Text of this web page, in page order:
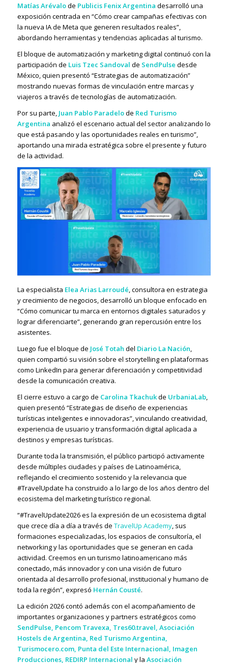
Matías Arévalode Publicis Fenix Argentina desarrolló una
exposición centrada en “Cómo crear campañas efectivas con
la nueva IA de Meta que generen resultados reales”,
abordando herramientas y tendencias aplicadas al turismo.
El bloque de automatización y marketing digital continuó con la
participación de Luis Tzec Sandoval de SendPulse desde
México, quien presentó “Estrategias de automatización”
mostrando nuevas formas de vinculación entre marcas y
viajeros a través de tecnologías de automatización.
Por su parte, Juan Pablo Paradelode Red Turismo
Argentina analizó el escenario actual del sector analizando lo
que está pasando y las oportunidades reales en turismo”,
aportando una mirada estratégica sobre el presente y futuro
de la actividad.
La especialista Elea Arias Larroudé, consultora en estrategia
y crecimiento de negocios, desarrolló un bloque enfocado en
“Cómo comunicar tu marca en entornos digitales saturados y
lograr diferenciarte”, generando gran repercusión entre los
asistentes.
Luego fue el bloque de José Totah del Diario La Nación,
quien compartió su visión sobre el storytelling en plataformas
como LinkedIn para generar diferenciación y competitividad
desde la comunicación creativa.
El cierre estuvo a cargo de Carolina Tkachukde UrbaniaLab,
quien presentó “Estrategias de diseño de experiencias
turísticas inteligentes e innovadoras”, vinculando creatividad,
experiencia de usuario y transformación digital aplicada a
destinos y empresas turísticas.
Durante toda la transmisión, el público participó activamente
desde múltiples ciudades y países de Latinoamérica,
reflejando el crecimiento sostenido y la relevancia que
#TravelUpdate ha construido a lo largo de los años dentro del
ecosistema del marketing turístico regional.
“#TravelUpdate2026 es la expresión de un ecosistema digital
que crece día a día a través de TravelUp Academy, sus
formaciones especializadas, los espacios de consultoría, el
networking y las oportunidades que se generan en cada
actividad. Creemos en un turismo latinoamericano más
conectado, más innovador y con una visión de futuro
orientada al desarrollo profesional, institucional y humano de
toda la región”, expresó Hernán Cousté.
La edición 2026 contó además con el acompañamiento de
importantes organizaciones y partners estratégicos como
SendPulse, Pencom Travexa, Tres60.travel, Asociación
Hostels de Argentina, Red Turismo Argentina,
Turismocero.com, Punta del Este Internacional, Imagen
Producciones, REDIRP Internacional y la Asociación